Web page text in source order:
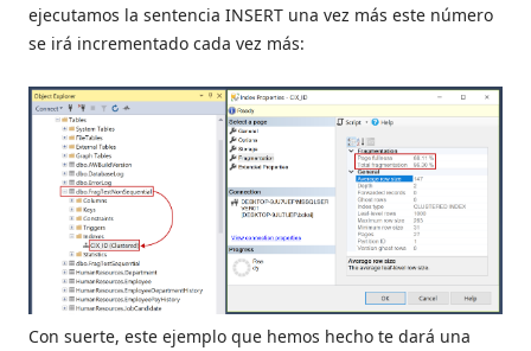
ejecutamos la sentencia INSERT una vez más este número
se irá incrementado cada vez más:
Con suerte, este ejemplo que hemos hecho te dará una